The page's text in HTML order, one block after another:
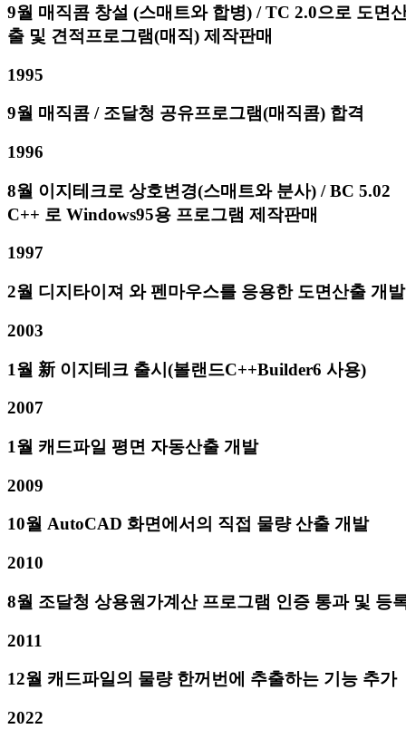
9월 매직콤 창설 (스매트와 합병) / TC 2.0으로 도면
출 및 견적프로그램(매직) 제작판매
1995
9월 매직콤 / 조달청 공유프로그램(매직콤) 합격
1996
8월 이지테크로 상호변경(스매트와 분사) / BC 5.02
C++ 로 Windows95용 프로그램 제작판매
1997
2월 디지타이져 와 펜마우스를 응용한 도면산출 개발
2003
1월 新 이지테크 출시(볼랜드C++Builder6 사용)
2007
1월 캐드파일 평면 자동산출 개발
2009
10월 AutoCAD 화면에서의 직접 물량 산출 개발
2010
8월 조달청 상용원가계산 프로그램 인증 통과 및 등
2011
12월 캐드파일의 물량 한꺼번에 추출하는 기능 추가
2022